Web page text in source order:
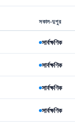
সকাল-দুপুর
সার্বক্ষণিক
সার্বক্ষণিক
সার্বক্ষণিক
সার্বক্ষণিক